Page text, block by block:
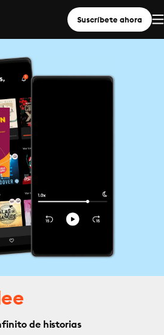
Suscríbete ahora
de historias